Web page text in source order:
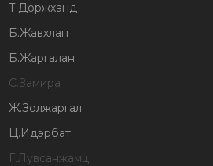
Т.Доржханд
Б.Жавхлан
Б.Жаргалан
С.Замира
Ж.Золжаргал
Ц.Идэрбат
Г.Лувсанжамц